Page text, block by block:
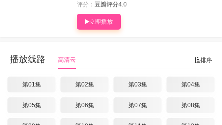
评分： 豆瓣评分4.0
立即播放
排序
播放线路 高清云
第01集 第02集 第03集 第04集
第05集 第06集 第07集 第08集